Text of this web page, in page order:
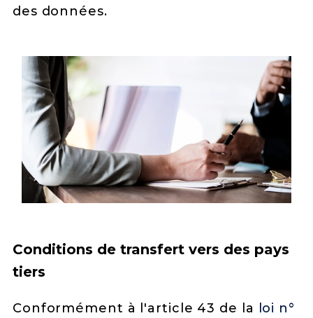
des données.
Conditions de transfert vers des pays
tiers
Conformément à l'article 43 de la
loi n°